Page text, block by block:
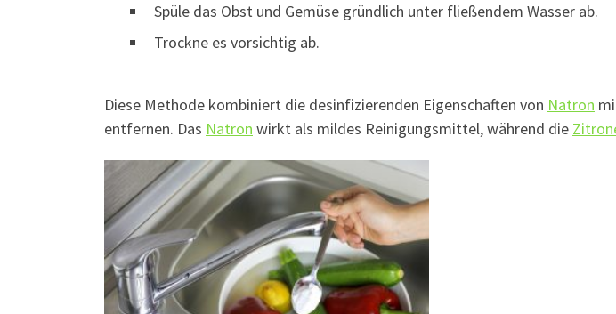
Spüle das Obst und Gemüse gründlich unter fließendem Wasser ab.
Trockne es vorsichtig ab.
Diese Methode kombiniert die desinfizierenden Eigenschaften von Natron
entfernen. Das Natron wirkt als mildes Reinigungsmittel, während die